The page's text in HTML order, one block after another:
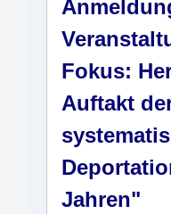
Datenschutz Impressum